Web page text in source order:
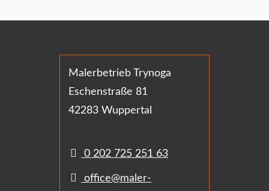
Malerbetrieb Trynoga
Eschenstraße 81
42283 Wuppertal
0 202 725 251 63
office@maler-